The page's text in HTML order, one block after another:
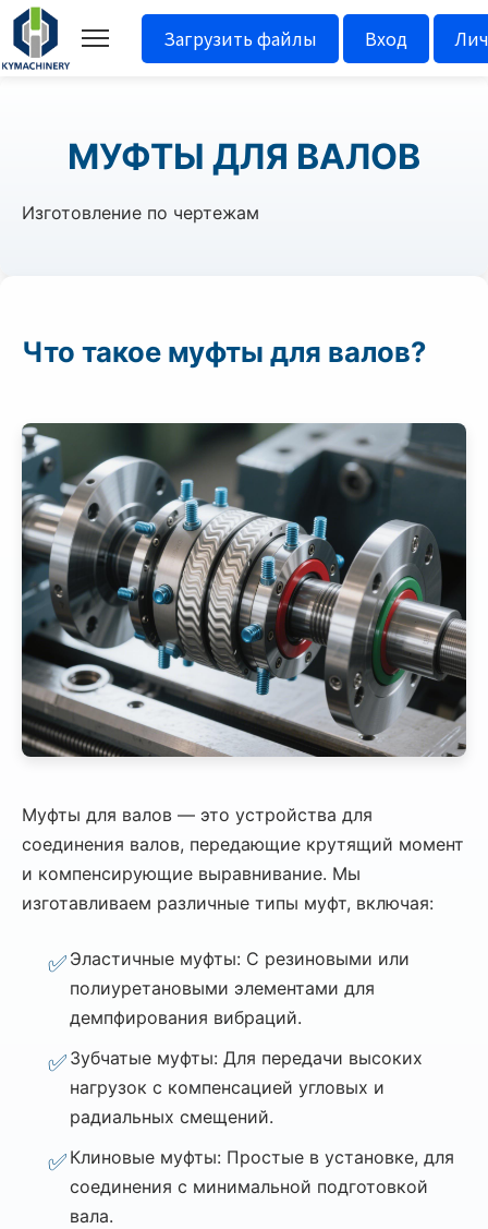
Загрузить файлы Вход
МУФТЫ ДЛЯ ВАЛОВ
Изготовление по чертежам
Что такое муфты для валов?
Муфты для валов — это устройства для
соединения валов, передающие крутящий момент
и компенсирующие выравнивание. Мы
изготавливаем различные типы муфт, включая:
Эластичные муфты: С резиновыми или
полиуретановыми элементами для
демпфирования вибраций.
Зубчатые муфты: Для передачи высоких
нагрузок с компенсацией угловых и
радиальных смещений.
Клиновые муфты: Простые в установке, для
соединения с минимальной подготовкой
вала.